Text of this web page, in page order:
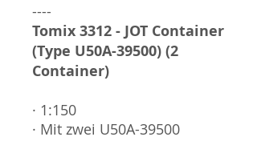
----
Tomix 3312 - JOT Container
(Type U50A-39500) (2
Container)
· 1:150
· Mit zwei U50A-39500